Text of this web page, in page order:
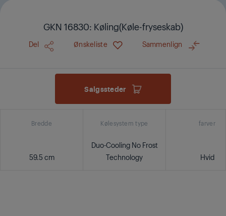
GKN 16830: Køling(Køle-fryseskab)
Del Ønskeliste Sammenlign
Salgssteder
Bredde
59.5 cm
Kølesystem type
Duo-Cooling No Frost
Technology
farver
Hvid